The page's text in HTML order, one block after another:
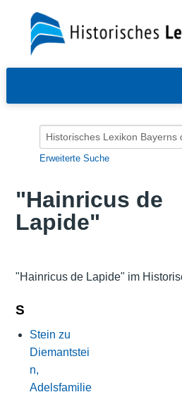
Erweiterte Suche
"Hainricus de
Lapide"
"Hainricus de Lapide" im
S
Stein zu
Diemantstei
n,
Adelsfamilie